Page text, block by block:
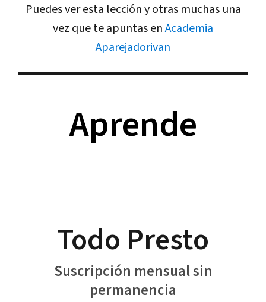
Puedes ver esta lección y otras muchas una
vez que te apuntas enAcademia
Aparejadorivan
Aprende
Todo Presto
Suscripción mensual sin
permanencia